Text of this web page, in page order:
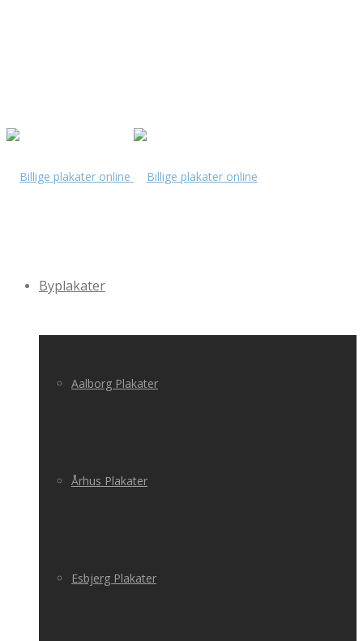
Byplakater
Aalborg Plakater
Århus Plakater
Esbjerg Plakater